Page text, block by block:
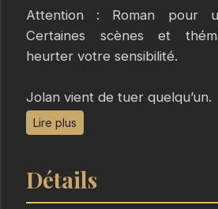
Attention : Roman pour
Certaines scènes et
heurter votre sensibilité.
Jolan vient de tuer quelqu’un.
Un homme s’est jeté sous
d’excuse à la main.
ronge.
Lire plus
Détails